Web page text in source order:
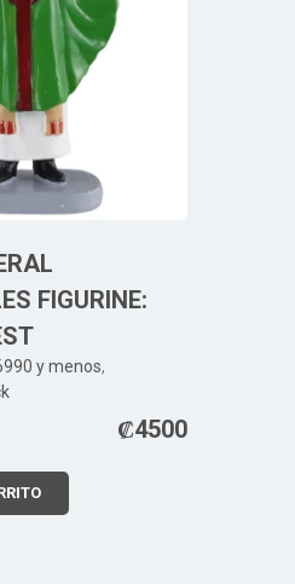
FIGURINE:
y menos,
₡4500